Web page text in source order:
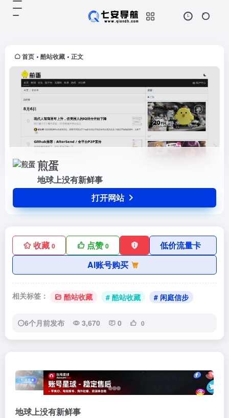
首页 • 酷站收藏 • 正文
煎蛋
地球上没有新鲜事
打开网站
收藏 0 点赞0
低价流量卡
AI账号购买
相关标签： 酷站收藏 # 酷站收藏 # 闲庭信步
6个月前发布 3,670 0 0
地球上没有新鲜事